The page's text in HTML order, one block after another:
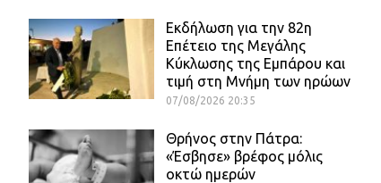
Εκδήλωση για την 82η
Επέτειο της Μεγάλης
Κύκλωσης της Εμπάρου και
τιμή στη Μνήμη των ηρώων
07/08/2026 20:35
Θρήνος στην Πάτρα:
«Έσβησε» βρέφος μόλις
οκτώ ημερών